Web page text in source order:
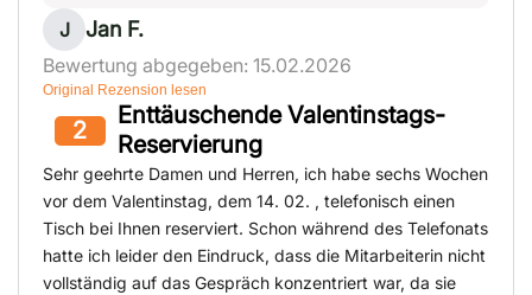
J Jan F.
Bewertung abgegeben: 15.02.2026
Original Rezension lesen
2
Enttäuschende Valentinstags-
Reservierung
Sehr geehrte Damen und Herren, ich habe sechs Wochen
vor dem Valentinstag, dem 14. 02. , telefonisch einen
Tisch bei Ihnen reserviert. Schon während des Telefonats
hatte ich leider den Eindruck, dass die Mitarbeiterin nicht
vollständig auf das Gespräch konzentriert war, da sie